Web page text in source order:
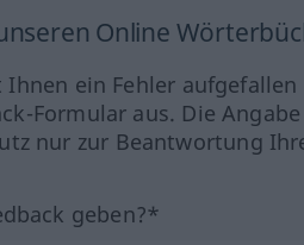
Online
ein Fehler
Formular aus. Die
nur zur Beantwortung
geben?*